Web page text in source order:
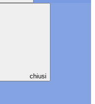
chiusi